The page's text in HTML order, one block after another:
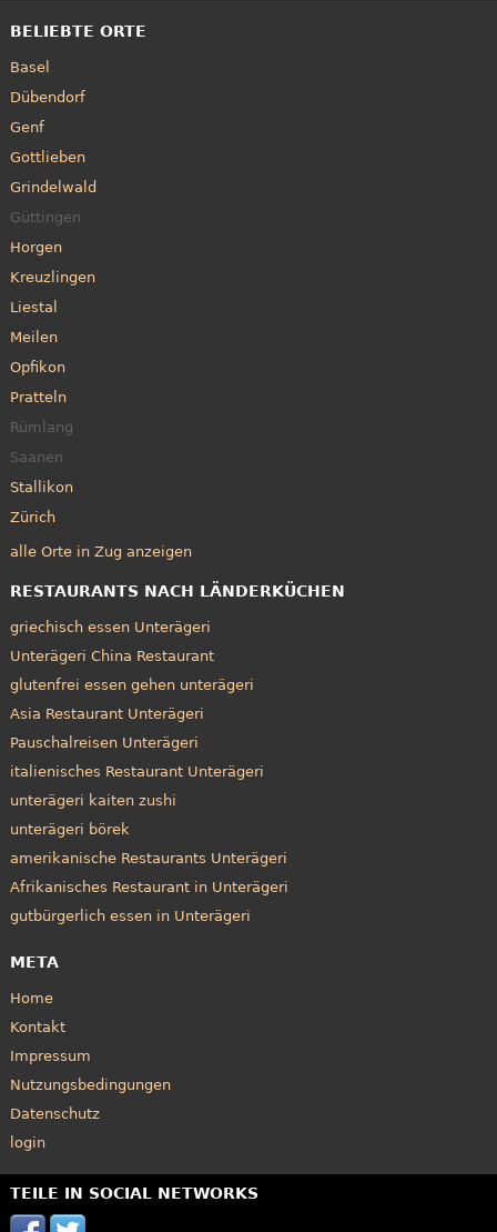
BELIEBTE ORTE
Basel
Dübendorf
Genf
Gottlieben
Grindelwald
Güttingen
Horgen
Kreuzlingen
Liestal
Meilen
Opfikon
Pratteln
Rümlang
Saanen
Stallikon
Zürich
alle Orte in Zug anzeigen
RESTAURANTS NACH LÄNDERKÜCHEN
griechisch essen Unterägeri
Unterägeri China Restaurant
glutenfrei essen gehen unterägeri
Asia Restaurant Unterägeri
Pauschalreisen Unterägeri
italienisches Restaurant Unterägeri
unterägeri kaiten zushi
unterägeri börek
amerikanische Restaurants Unterägeri
Afrikanisches Restaurant in Unterägeri
gutbürgerlich essen in Unterägeri
META
Home
Kontakt
Impressum
Nutzungsbedingungen
Datenschutz
login
TEILE IN SOCIAL NETWORKS